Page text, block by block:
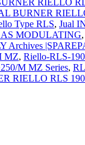
BURNER
Type RLS, Jual
MODULATING,
Archives
MZ, Riello-RLS-
M MZ Series,
RIELLO RLS